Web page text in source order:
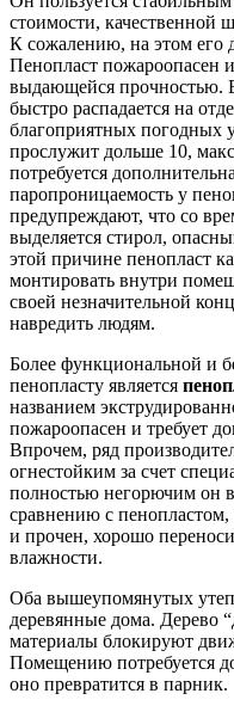
стоимости, качественной
К сожалению, на этом его
Пенопласт пожароопасен
выдающейся прочностью.
быстро распадается на
благоприятных погодных
прослужит дольше 10,
потребуется
паропроницаемость у
предупреждают, что со
выделяется стирол,
этой причине пенопласт
монтировать внутри
своей незначительной
навредить людям.
Более функциональной и
пенопласту является
названием
пожароопасен и требует
Впрочем, ряд
огнестойким за счет
полностью негорючим он
сравнению с пенопластом,
и прочен, хорошо
влажности.
Оба вышеупомянутых
деревянные дома. Дерево
материалы блокируют
Помещению потребуется
оно превратится в парник.